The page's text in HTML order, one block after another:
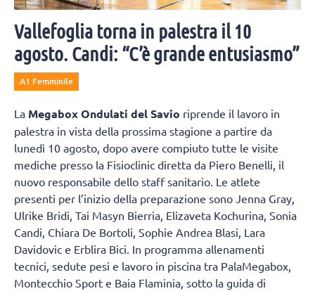
Vallefoglia torna in palestra il 10
agosto. Candi: “C’è grande entusiasmo”
A1 Femminile
La Megabox Ondulati del Savio riprende il lavoro in
palestra in vista della prossima stagione a partire da
lunedì 10 agosto, dopo avere compiuto tutte le visite
mediche presso la Fisioclinic diretta da Piero Benelli, il
nuovo responsabile dello staff sanitario. Le atlete
presenti per l’inizio della preparazione sono Jenna Gray,
Ulrike Bridi, Tai Masyn Bierria, Elizaveta Kochurina, Sonia
Candi, Chiara De Bortoli, Sophie Andrea Blasi, Lara
Davidovic e Erblira Bici. In programma allenamenti
tecnici, sedute pesi e lavoro in piscina tra PalaMegabox,
Montecchio Sport e Baia Flaminia, sotto la guida di